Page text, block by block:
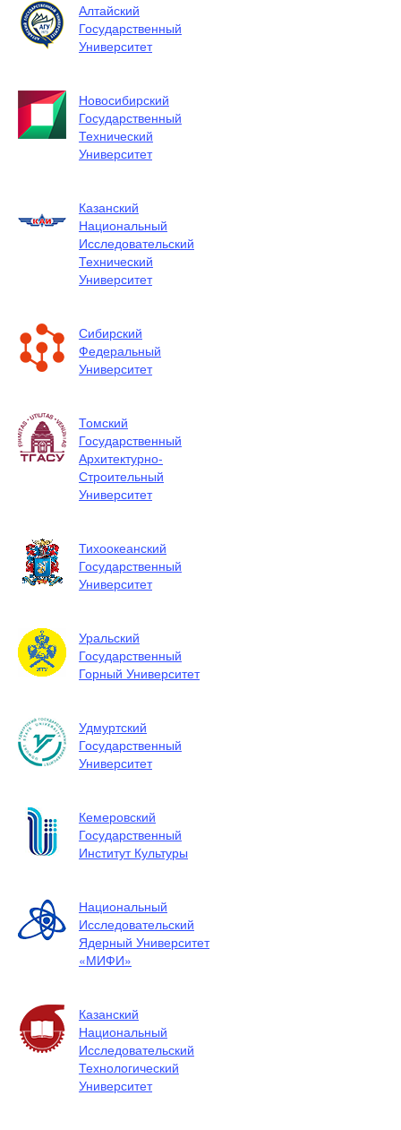
Алтайский
Государственный
Университет
Новосибирский
Государственный
Технический
Университет
Казанский
Национальный
Исследовательский
Технический
Университет
Сибирский
Федеральный
Университет
Томский
Государственный
Архитектурно-
Строительный
Университет
Тихоокеанский
Государственный
Университет
Уральский
Государственный
Горный Университет
Удмуртский
Государственный
Университет
Кемеровский
Государственный
Институт Культуры
Национальный
Исследовательский
Ядерный Университет
«МИФИ»
Казанский
Национальный
Исследовательский
Технологический
Университет